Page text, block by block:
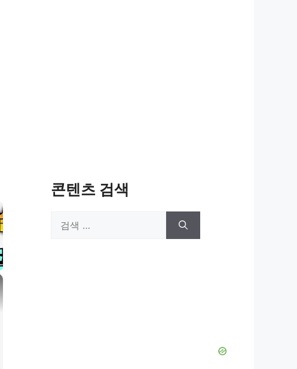
콘텐츠 검색